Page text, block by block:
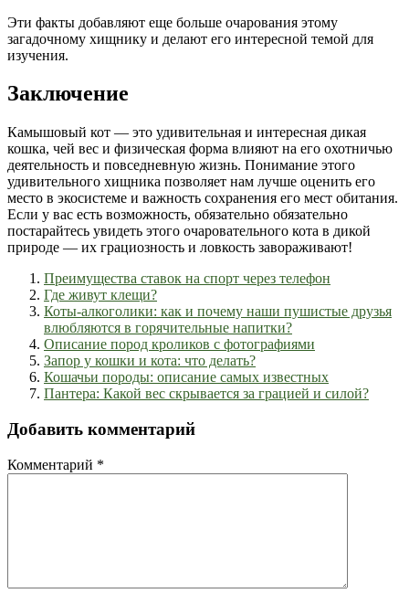
Эти факты добавляют еще больше очарования этому
загадочному хищнику и делают его интересной темой для
изучения.
Заключение
Камышовый кот — это удивительная и интересная дикая
кошка, чей вес и физическая форма влияют на его охотничью
деятельность и повседневную жизнь. Понимание этого
удивительного хищника позволяет нам лучше оценить его
место в экосистеме и важность сохранения его мест обитания.
Если у вас есть возможность, обязательно обязательно
постарайтесь увидеть этого очаровательного кота в дикой
природе — их грациозность и ловкость завораживают!
Преимущества ставок на спорт через телефон
Где живут клещи?
Коты-алкоголики: как и почему наши пушистые друзья
влюбляются в горячительные напитки?
Описание пород кроликов с фотографиями
Запор у кошки и кота: что делать?
Кошачьи породы: описание самых известных
Пантера: Какой вес скрывается за грацией и силой?
Добавить комментарий
Комментарий *